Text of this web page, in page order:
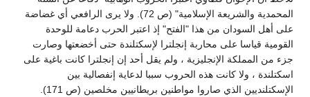
المحمدية والشريعة الإسلامية" (ص 72). ولا يرى الرافعي أي غضاضة
على أهل السودان من هذا "الفتح" إذ اعتبر الحرب دعامة للوحدة
القومية قياسا على محاربة إنجلترا لإسكتلندة حتى أخضعتها وصارت
جزء من المملكة الإنجليزية ، ولم يقل أحد إن إنجلترا كانت باغية على
اسكتلندة ، ولا كانت هذه الحروب سببا لدعاية إنفصالية بين
الإسكتلنديين الذي صاروا مواطنين بريطانيين مخلصين (ص 171).